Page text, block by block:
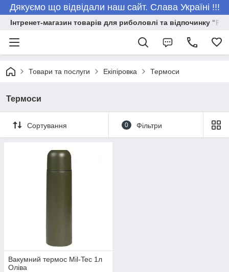
Дякуємо що відвідали наш сайт. Слава Україні !!!
Інтренет-магазин товарів для риболовлі та відпочинку
Товари та послуги Екіпіровка Термоси
Термоси
Сортування 0 Фільтри
Вакумний термос Mil-Tec 1л
Оліва